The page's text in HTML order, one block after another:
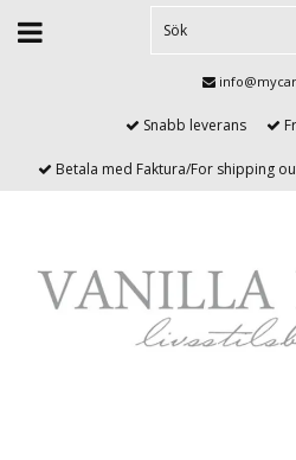
Snabb leverans
Betala med Faktura/For shipping